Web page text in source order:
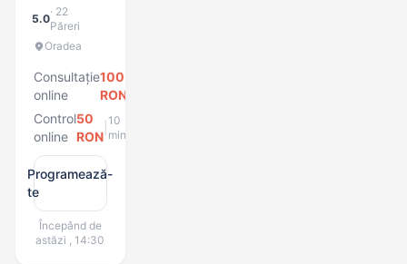
5.0
· 22
Păreri
Oradea
Consultație
online
100
RON
Control
online
50
RON
10
min
Programează-
te
Începând de
astăzi , 14:30